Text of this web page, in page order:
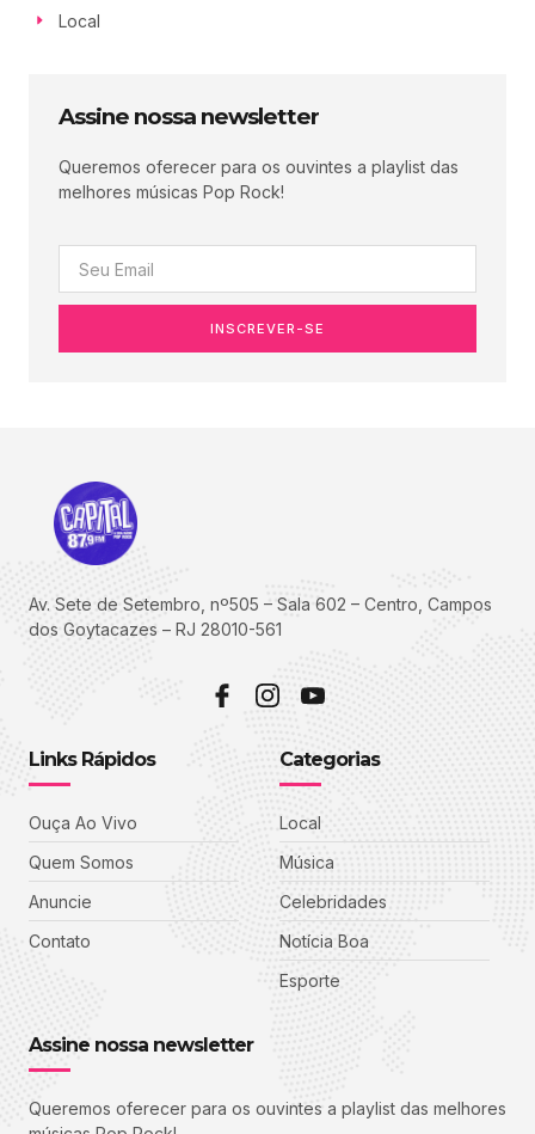
Local
Assine nossa newsletter
Queremos oferecer para os ouvintes a playlist das
melhores músicas Pop Rock!
INSCREVER-SE
Av. Sete de Setembro, nº505 – Sala 602 – Centro, Campos
dos Goytacazes – RJ 28010-561
Links Rápidos
Ouça Ao Vivo
Quem Somos
Anuncie
Contato
Categorias
Local
Música
Celebridades
Notícia Boa
Esporte
Assine nossa newsletter
Queremos oferecer para os ouvintes a playlist das melhores